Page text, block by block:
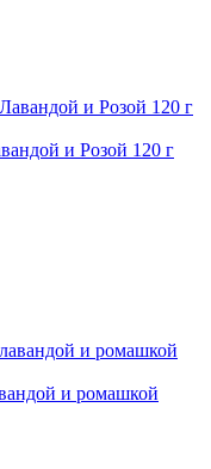
и Розой 120 г
и ромашкой